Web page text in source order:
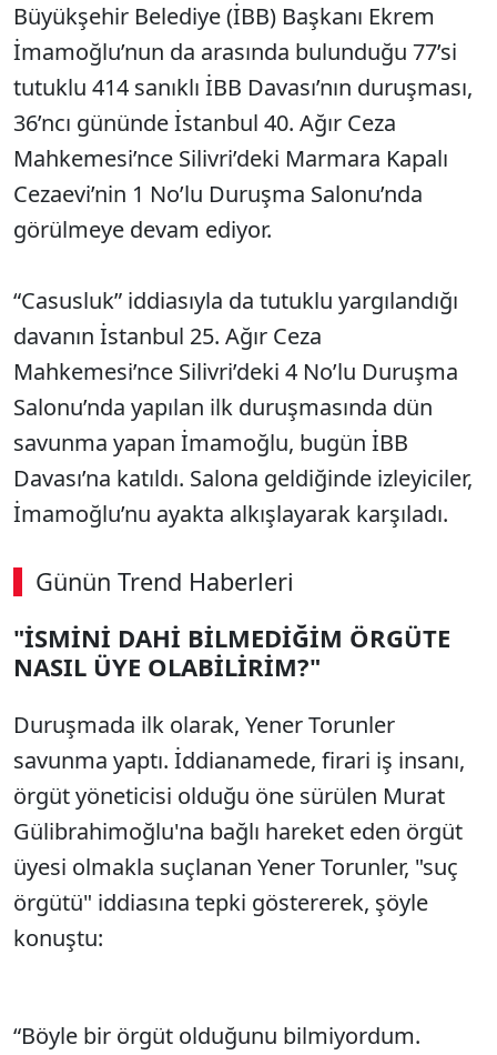
Büyükşehir Belediye (İBB) Başkanı Ekrem
İmamoğlu’nun da arasında bulunduğu 77’si
tutuklu 414 sanıklı İBB Davası’nın duruşması,
36’ncı gününde İstanbul 40. Ağır Ceza
Mahkemesi’nce Silivri’deki Marmara Kapalı
Cezaevi’nin 1 No’lu Duruşma Salonu’nda
görülmeye devam ediyor.
“Casusluk” iddiasıyla da tutuklu yargılandığı
davanın İstanbul 25. Ağır Ceza
Mahkemesi’nce Silivri’deki 4 No’lu Duruşma
Salonu’nda yapılan ilk duruşmasında dün
savunma yapan İmamoğlu, bugün İBB
Davası’na katıldı. Salona geldiğinde izleyiciler,
İmamoğlu’nu ayakta alkışlayarak karşıladı.
Günün Trend Haberleri
00:02 / 08:15
Sesi Aç
"İSMİNİ DAHİ BİLMEDİĞİM ÖRGÜTE
NASIL ÜYE OLABİLİRİM?"
Duruşmada ilk olarak, Yener Torunler
savunma yaptı. İddianamede, firari iş insanı,
örgüt yöneticisi olduğu öne sürülen Murat
Gülibrahimoğlu'na bağlı hareket eden örgüt
üyesi olmakla suçlanan Yener Torunler, "suç
örgütü" iddiasına tepki göstererek, şöyle
konuştu:
“Böyle bir örgüt olduğunu bilmiyordum.